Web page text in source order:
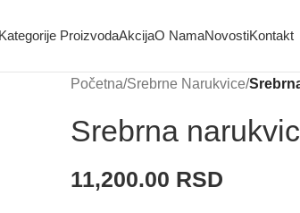
Kategorije ProizvodaAkcijaO NamaNovostiKontakt
Početna/Srebrne Narukvice/
Srebrna
11,200.00 RSD